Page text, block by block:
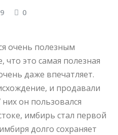
0
очень полезным
что это самая полезная
даже впечатляет.
и продавали
он пользовался
имбирь стал первой
долго сохраняет